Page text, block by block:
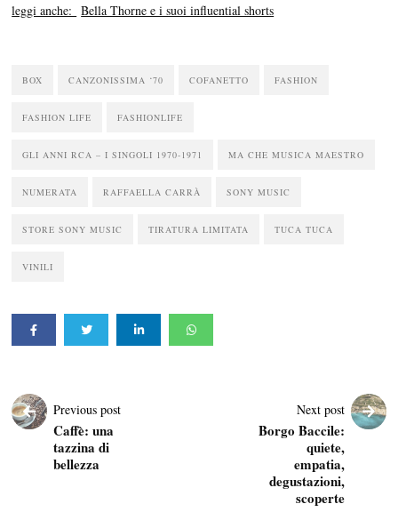
leggi anche: Bella Thorne e i suoi influential shorts
BOX CANZONISSIMA ‘70 COFANETTO FASHION
FASHION LIFE FASHIONLIFE
GLI ANNI RCA – I SINGOLI 1970-1971 MA CHE MUSICA MAESTRO
NUMERATA RAFFAELLA CARRÀ SONY MUSIC
STORE SONY MUSIC TIRATURA LIMITATA TUCA TUCA
VINILI
Previous post
Caffè: una
tazzina di
bellezza
Next post
Borgo Baccile:
quiete,
empatia,
degustazioni,
scoperte